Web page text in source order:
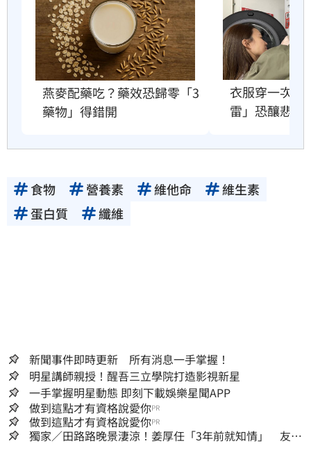
燕麥配藥吃？藥效恐歸零「3
藥物」得錯開
衣服穿一次就
雷」恐釀悲劇
食物 營養素 維他命
維生素
蛋白質
纖維
新聞事件即時更新 所有消息一手掌握！
明星講師親授！醒吾三立學院打造影視新星
一手掌握明星動態 即刻下載娛樂星聞APP
做到這點才有資格說愛你PR
做到這點才有資格說愛你PR
獨家／田路路晚景淒涼！姜厚任「3年前就知情」 友人